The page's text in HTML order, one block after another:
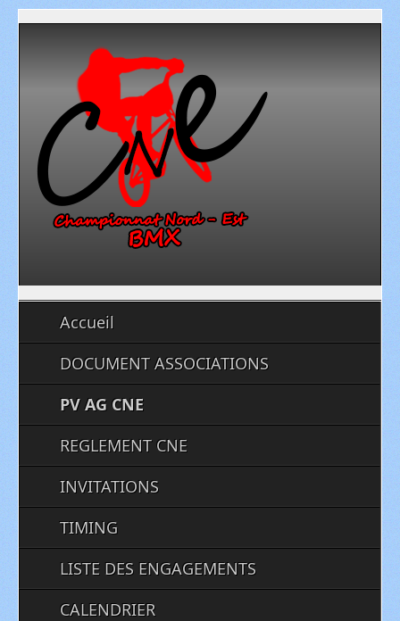
Accueil
DOCUMENT ASSOCIATIONS
PV AG CNE
REGLEMENT CNE
INVITATIONS
TIMING
LISTE DES ENGAGEMENTS
CALENDRIER